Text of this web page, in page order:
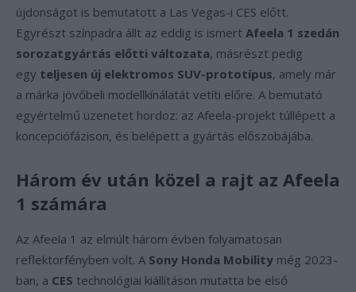
újdonságot is bemutatott a Las Vegas-i CES előtt.
Egyrészt színpadra állt az eddig is ismert Afeela 1 szedán
sorozatgyártás előtti változata, másrészt pedig
egy teljesen új elektromos SUV-prototípus, amely már
a márka jövőbeli modellkínálatát vetíti előre. A bemutató
egyértelmű üzenetet hordoz: az Afeela-projekt túllépett a
koncepciófázison, és belépett a gyártás előszobájába.
Három év után közel a rajt az Afeela
1 számára
Az Afeela 1 az elmúlt három évben folyamatosan
reflektorfényben volt. A Sony Honda Mobility még 2023-
ban, a CES technológiai kiállításon mutatta be első